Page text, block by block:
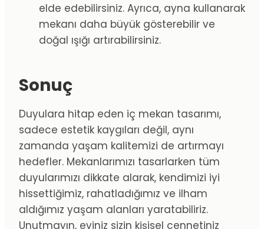
elde edebilirsiniz. Ayrıca, ayna kullanarak
mekanı daha büyük gösterebilir ve
doğal ışığı artırabilirsiniz.
Sonuç
Duyulara hitap eden iç mekan tasarımı,
sadece estetik kaygıları değil, aynı
zamanda yaşam kalitemizi de artırmayı
hedefler. Mekanlarımızı tasarlarken tüm
duyularımızı dikkate alarak, kendimizi iyi
hissettiğimiz, rahatladığımız ve ilham
aldığımız yaşam alanları yaratabiliriz.
Unutmayın, eviniz sizin kişisel cennetiniz